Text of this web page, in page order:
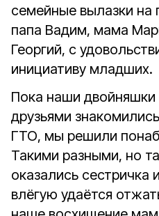
семейные вылазки на
папа Вадим, мама
Георгий, с
инициативу младших.
Пока наши двойняшки
друзьями
ГТО, мы решили
Такими разными, но
оказались сестричка
влёгую удаётся